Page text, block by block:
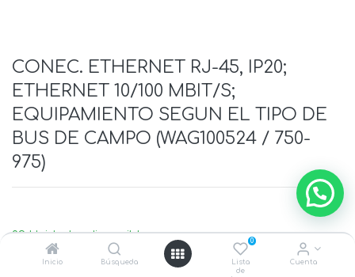
Inicio Búsqueda
0
Lista
de
Cuenta
CONEC. ETHERNET RJ-45, IP20;
ETHERNET 10/100 MBIT/S;
EQUIPAMIENTO SEGUN EL TIPO DE
BUS DE CAMPO (WAG100524 / 750-
975)
29 Unidades disponible